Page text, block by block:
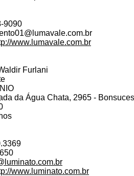
9090
www.lumavale.com.br
Furlani
da Água Chata, 2965 -
www.luminato.com.br